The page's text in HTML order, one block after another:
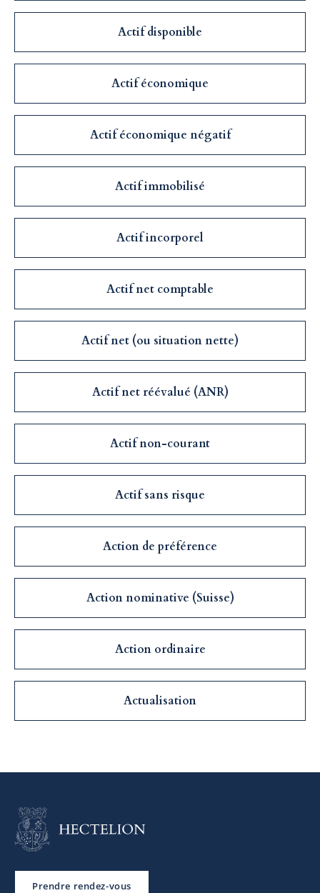
Actif disponible
Actif économique
Actif économique négatif
Actif immobilisé
Actif incorporel
Actif net comptable
Actif net (ou situation nette)
Actif net réévalué (ANR)
Actif non-courant
Actif sans risque
Action de préférence
Action nominative (Suisse)
Action ordinaire
Actualisation
Prendre rendez-vous